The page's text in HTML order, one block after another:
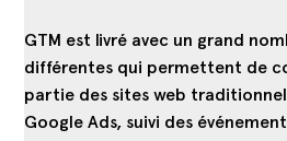
GTM est livré avec un grand
différentes qui permettent de
partie des sites web
Google Ads, suivi des